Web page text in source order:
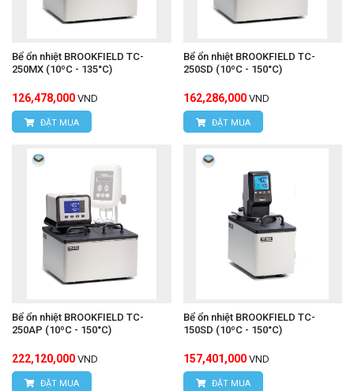
Bể ổn nhiệt BROOKFIELD TC-
250MX (10ºC - 135°C)
126,478,000 VND
ĐẶT MUA
Bể ổn nhiệt BROOKFIELD TC-
250SD (10ºC - 150°C)
162,286,000 VND
ĐẶT MUA
Bể ổn nhiệt BROOKFIELD TC-
250AP (10ºC - 150°C)
222,120,000 VND
ĐẶT MUA
Bể ổn nhiệt BROOKFIELD TC-
150SD (10ºC - 150°C)
157,401,000 VND
ĐẶT MUA